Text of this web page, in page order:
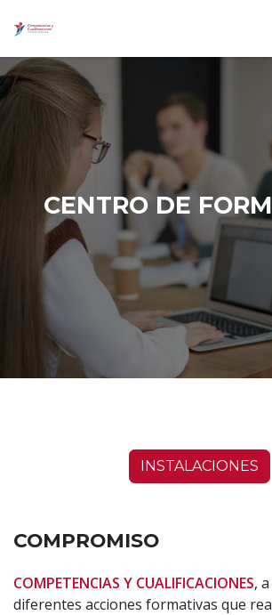
CENTRO DE
INSTALACIONES
COMPROMISO
COMPETENCIAS Y CUALIFICACIONES,
diferentes acciones formativas que